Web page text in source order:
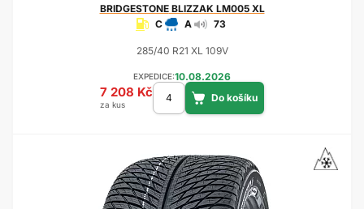
BRIDGESTONEBLIZZAK LM005 XL
C
A 73
285/40 R21 XL 109V
EXPEDICE:10.08.2026
7 208 Kč
za kus